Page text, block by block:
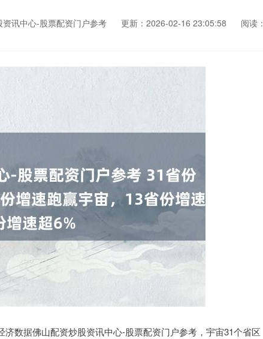
讯中心-股票配资门户参考 更新：2026-02-16 23:05:58
阅读：
数据佛山配资炒股资讯中心-股票配资门户参考，宇宙31个省区